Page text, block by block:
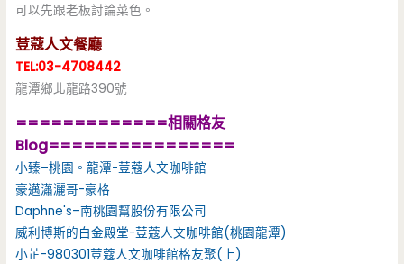
可以先跟老板討論菜色。
荳蔻人文餐廳
TEL:03-4708442
龍潭鄉北龍路390號
=============相關格友
Blog================
小臻–桃園。龍潭-荳蔻人文咖啡館
豪邁瀟灑哥-豪格
Daphne's–南桃園幫股份有限公司
威利博斯的白金殿堂-荳蔻人文咖啡館(桃園龍潭)
小芷-980301荳蔻人文咖啡館格友聚(上)